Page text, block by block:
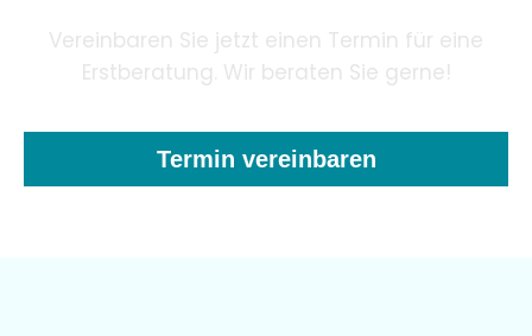
Vereinbaren Sie jetzt einen Termin für eine
Erstberatung. Wir beraten Sie gerne!
Termin vereinbaren